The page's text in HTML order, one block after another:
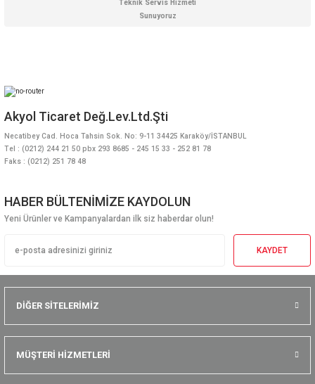
Teknik Servis Hizmeti
Sunuyoruz
Akyol Ticaret Değ.Lev.Ltd.Şti
Necatibey Cad. Hoca Tahsin Sok. No: 9-11 34425 Karaköy/İSTANBUL
Tel : (0212) 244 21 50 pbx 293 8685 - 245 15 33 - 252 81 78
Faks : (0212) 251 78 48
HABER BÜLTENİMİZE KAYDOLUN
Yeni Ürünler ve Kampanyalardan ilk siz haberdar olun!
KAYDET
DİĞER SİTELERİMİZ
MÜŞTERİ HİZMETLERİ